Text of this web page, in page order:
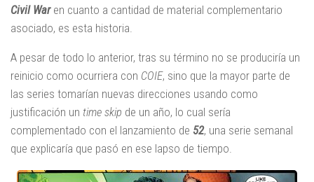
Civil Waren cuanto a cantidad de material complementario
asociado, es esta historia.
A pesar de todo lo anterior, tras su término no se produciría un
reinicio como ocurriera con COIE, sino que la mayor parte de
las series tomarían nuevas direcciones usando como
justificación un time skip de un año, lo cual sería
complementado con el lanzamiento de 52, una serie semanal
que explicaría que pasó en ese lapso de tiempo.